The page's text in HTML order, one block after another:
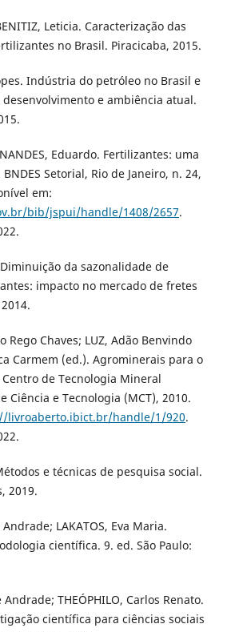
Leticia. Caracterização das
no Brasil. Piracicaba, 2015.
Indústria do petróleo no Brasil e
e ambiência atual.
Eduardo. Fertilizantes: uma
Setorial, Rio de Janeiro, n. 24,
em:
bib/jspui/handle/1408/2657.
da sazonalidade de
impacto no mercado de fretes
Rego Chaves; LUZ, Adão Benvindo
Carmem (ed.). Agrominerais para o
de Tecnologia Mineral
Ciência e Tecnologia (MCT), 2010.
livroaberto.ibict.br/handle/1/920.
e técnicas de pesquisa social.
2019.
LAKATOS, Eva Maria.
científica. 9. ed. São Paulo:
THEÓPHILO, Carlos Renato.
científica para ciências sociais